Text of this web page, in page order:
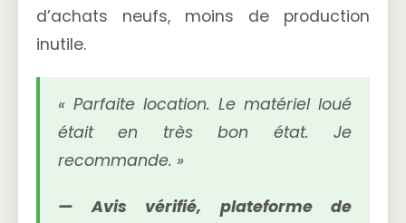
d’achats neufs, moins de production
inutile.
« Parfaite location. Le matériel loué
était en très bon état. Je
recommande. »
— Avis vérifié, plateforme de